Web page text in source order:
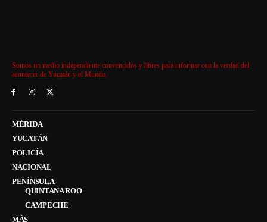
Somos un medio independiente convencidos y libres para informar con la verdad del
acontecer de Yucatán y el Mundo.
MÉRIDA
YUCATÁN
POLICÍA
NACIONAL
PENÍNSULA
QUINTANA ROO
CAMPECHE
MÁS